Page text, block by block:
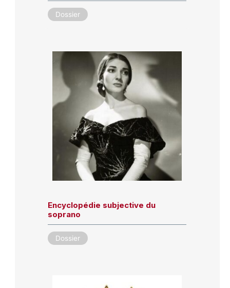
Dossier
Encyclopédie subjective du
soprano
Dossier